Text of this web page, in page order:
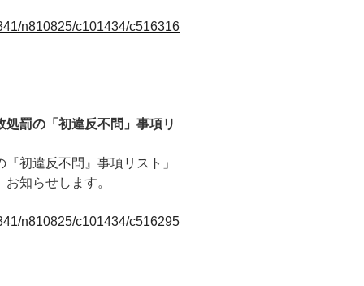
n810825/c101434/c516316
罰の「初違反不問」事項リ
初違反不問』事項リスト」
知らせします。
n810825/c101434/c516295